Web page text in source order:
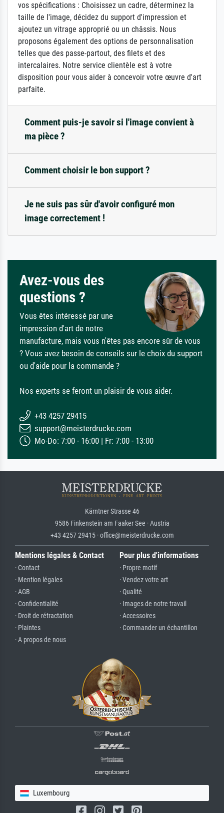
vos spécifications : Choisissez un cadre, déterminez la
taille de l'image, décidez du support d'impression et
ajoutez un vitrage approprié ou un châssis. Nous
proposons également des options de personnalisation
telles que des passe-partout, des filets et des
intercalaires. Notre service clientèle est à votre
disposition pour vous aider à concevoir votre œuvre d'art
parfaite.
Comment puis-je savoir si l'image convient à
ma pièce ?
Comment choisir le bon support ?
Je ne suis pas sûr d'avoir configuré mon
image correctement !
Avez-vous des
questions ?
Vous êtes intéressé par une
impression d'art de notre
manufacture, mais vous n'êtes pas encore sûr de vous
? Vous avez besoin de conseils sur le choix du support
ou d'aide pour la commande ?
Nos experts se feront un plaisir de vous aider.
+43 4257 29415
support@meisterdrucke.com
Mo-Do: 7:00 - 16:00 | Fr: 7:00 - 13:00
Kärntner Strasse 46
9586 Finkenstein am Faaker See · Austria
+43 4257 29415 · office@meisterdrucke.com
Mentions légales & Contact
· Contact
· Mention légales
· AGB
· Confidentialité
· Droit de rétractation
· Plaintes
· A propos de nous
Pour plus d'informations
· Propre motif
· Vendez votre art
· Qualité
· Images de notre travail
· Accessoires
· Commander un échantillon
Luxembourg